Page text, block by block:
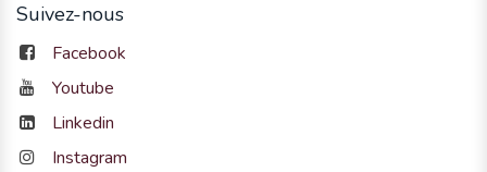
Suivez-nous
Facebook
Youtube
Linkedin
Instagram